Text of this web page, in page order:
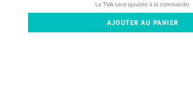
La TVA sera ajoutée à la commande.